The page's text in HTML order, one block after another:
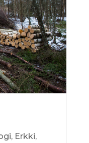
, Erkki,